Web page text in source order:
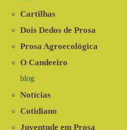
Cartilhas
Dois Dedos de Prosa
Prosa Agroecológica
O Candeeiro
blog
Notícias
Cotidiano
Juventude em Prosa